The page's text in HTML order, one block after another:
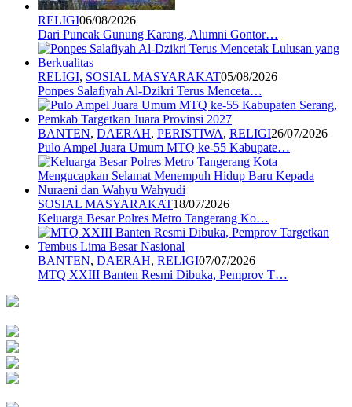
RELIGI06/08/2026
Dari Puncak Gunung Karang, Alumni Gontor…
RELIGI, SOSIAL MASYARAKAT05/08/2026
Ponpes Salafiyah Al-Dzikri Terus Menceta…
BANTEN, DAERAH, PERISTIWA, RELIGI26/07/2026
Pulo Ampel Juara Umum MTQ ke-55 Kabupate…
SOSIAL MASYARAKAT18/07/2026
Keluarga Besar Polres Metro Tangerang Ko…
BANTEN, DAERAH, RELIGI07/07/2026
MTQ XXIII Banten Resmi Dibuka, Pemprov T…